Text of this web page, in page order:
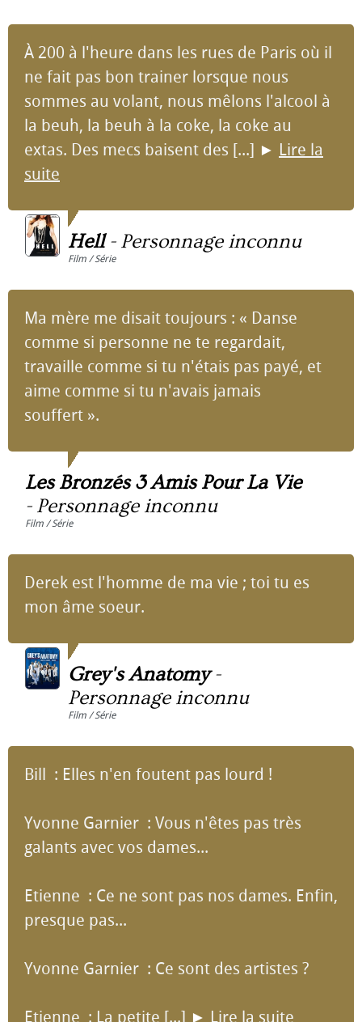
À 200 à l'heure dans les rues de Paris où il
ne fait pas bon trainer lorsque nous
sommes au volant, nous mêlons l'alcool à
la beuh, la beuh à la coke, la coke au
extas. Des mecs baisent des [...] ► Lire la
suite
Hell- Personnage inconnu
Film / Série
Ma mère me disait toujours : « Danse
comme si personne ne te regardait,
travaille comme si tu n'étais pas payé, et
aime comme si tu n'avais jamais
souffert ».
Les Bronzés 3 Amis Pour La Vie
- Personnage inconnu
Film / Série
Derek est l'homme de ma vie ; toi tu es
mon âme soeur.
Grey's Anatomy-
Personnage inconnu
Film / Série
Bill : Elles n'en foutent pas lourd !
Yvonne Garnier : Vous n'êtes pas très
galants avec vos dames...
Etienne : Ce ne sont pas nos dames. Enfin,
presque pas...
Yvonne Garnier : Ce sont des artistes ?
Etienne : La petite [...] ► Lire la suite